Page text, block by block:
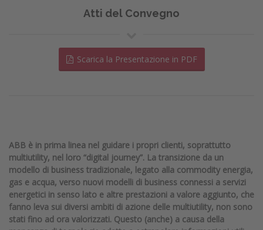
Atti del Convegno
Scarica la Presentazione in PDF
ABB è in prima linea nel guidare i propri clienti, soprattutto
multiutility, nel loro “digital journey”. La transizione da un
modello di business tradizionale, legato alla commodity energia,
gas e acqua, verso nuovi modelli di business connessi a servizi
energetici in senso lato e altre prestazioni a valore aggiunto, che
fanno leva sui diversi ambiti di azione delle multiutility, non sono
stati fino ad ora valorizzati. Questo (anche) a causa della